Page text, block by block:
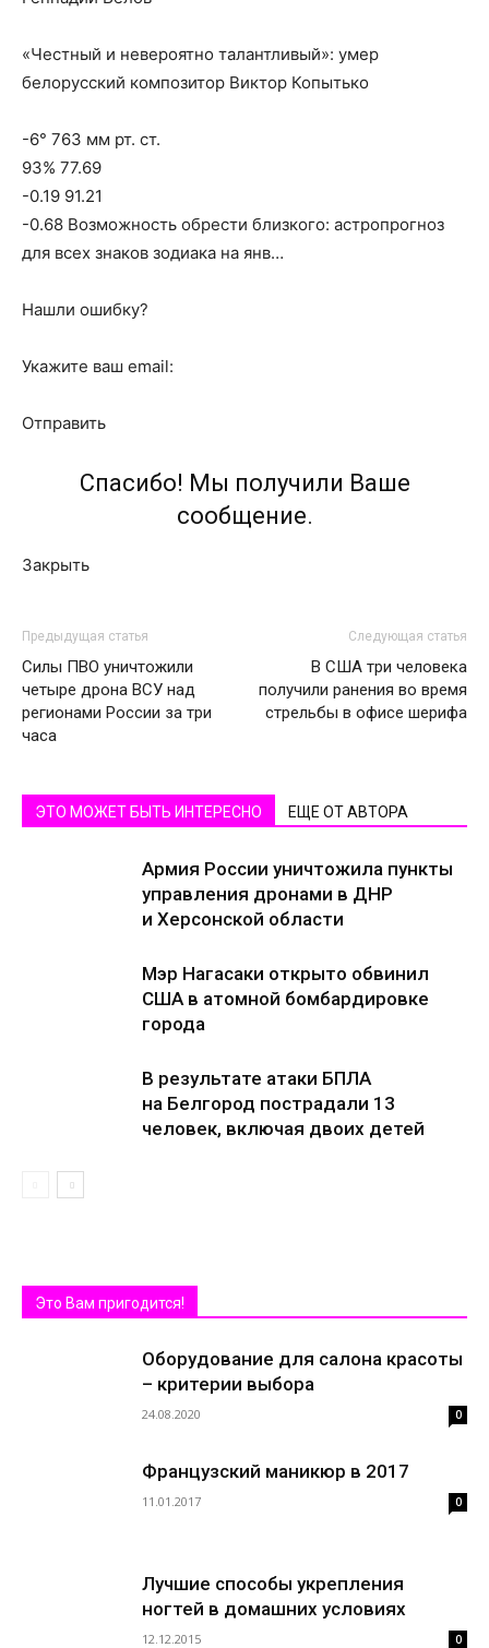
«Честный и невероятно талантливый»: умер
белорусский композитор Виктор Копытько
-6° 763 мм рт. ст.
93% 77.69
-0.19 91.21
-0.68 Возможность обрести близкого: астропрогноз
для всех знаков зодиака на янв…
Нашли ошибку?
Укажите ваш email:
Отправить
Спасибо! Мы получили Ваше
сообщение.
Закрыть
Предыдущая статья
Силы ПВО уничтожили
четыре дрона ВСУ над
регионами России за три
часа
Следующая статья
В США три человека
получили ранения во время
стрельбы в офисе шерифа
ЭТО МОЖЕТ БЫТЬ ИНТЕРЕСНО ЕЩЕ ОТ АВТОРА
Армия России уничтожила пункты
управления дронами в ДНР
и Херсонской области
Мэр Нагасаки открыто обвинил
США в атомной бомбардировке
города
В результате атаки БПЛА
на Белгород пострадали 13
человек, включая двоих детей
Это Вам пригодится!
Оборудование для салона красоты
– критерии выбора
24.08.2020 0
Французский маникюр в 2017
11.01.2017 0
Лучшие способы укрепления
ногтей в домашних условиях
12.12.2015 0